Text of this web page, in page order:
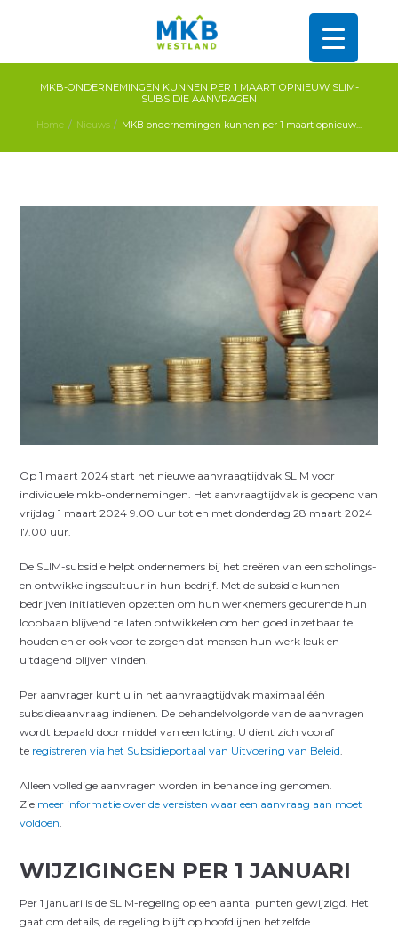
MKB-ONDERNEMINGEN KUNNEN PER 1 MAART OPNIEUW SLIM-
SUBSIDIE AANVRAGEN
Home Nieuws MKB-ondernemingen kunnen per 1 maart opnieuw...
Op 1 maart 2024 start het nieuwe aanvraagtijdvak SLIM voor
individuele mkb-ondernemingen. Het aanvraagtijdvak is geopend van
vrijdag 1 maart 2024 9.00 uur tot en met donderdag 28 maart 2024
17.00 uur.
De SLIM-subsidie helpt ondernemers bij het creëren van een scholings-
en ontwikkelingscultuur in hun bedrijf. Met de subsidie kunnen
bedrijven initiatieven opzetten om hun werknemers gedurende hun
loopbaan blijvend te laten ontwikkelen om hen goed inzetbaar te
houden en er ook voor te zorgen dat mensen hun werk leuk en
uitdagend blijven vinden.
Per aanvrager kunt u in het aanvraagtijdvak maximaal één
subsidieaanvraag indienen. De behandelvolgorde van de aanvragen
wordt bepaald door middel van een loting. U dient zich vooraf
te registreren via het Subsidieportaal van Uitvoering van Beleid
Alleen volledige aanvragen worden in behandeling genomen.
Zie meer informatie over de vereisten waar een aanvraag aan moet
voldoen
WIJZIGINGEN PER 1 JANUARI
Per 1 januari is de SLIM-regeling op een aantal punten gewijzigd. Het
gaat om details, de regeling blijft op hoofdlijnen hetzelfde.